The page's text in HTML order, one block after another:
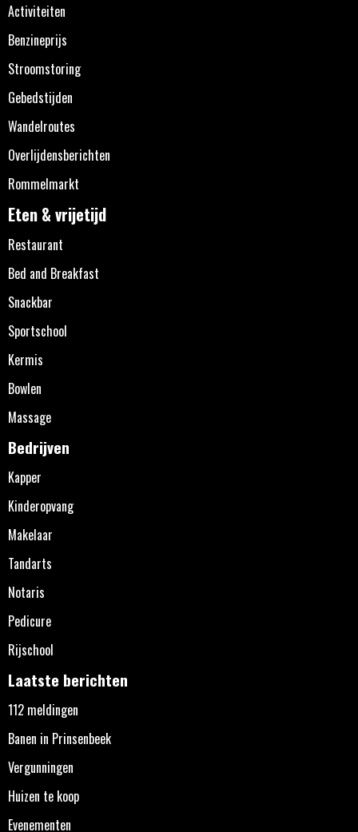
Activiteiten
Benzineprijs
Stroomstoring
Gebedstijden
Wandelroutes
Overlijdensberichten
Rommelmarkt
Eten & vrijetijd
Restaurant
Bed and Breakfast
Snackbar
Sportschool
Kermis
Bowlen
Massage
Bedrijven
Kapper
Kinderopvang
Makelaar
Tandarts
Notaris
Pedicure
Rijschool
Laatste berichten
112 meldingen
Banen in Prinsenbeek
Vergunningen
Huizen te koop
Evenementen